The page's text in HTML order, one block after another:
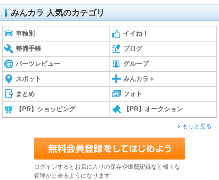
みんカラ 人気のカテゴリ
車種別 イイね！
整備手帳 ブログ
パーツレビュー グループ
スポット みんカラ＋
まとめ フォト
【PR】ショッピング 【PR】オークション
もっと見る
ログインするとお気に入りの保存や燃費記録など様々な
管理が出来るようになります